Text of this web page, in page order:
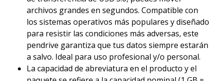
archivos grandes en segundos. Compatible con
los sistemas operativos más populares y diseñado
para resistir las condiciones más adversas, este
pendrive garantiza que tus datos siempre estarán
a salvo. Ideal para uso profesional y/o personal.
La capacidad de abreviatura en el producto y el